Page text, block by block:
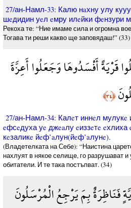
27/ан-Намл-33: Калю нaхну улу
шeдидин уeл eмру илeйки фeнзури
Рекоха те: “Ние имаме сила и огромна
Тогава ти реши какво ще заповядаш!” (33)
قَرْيَةً أَفْسَدُوهَا وَجَعَلُوا أَعِزَّةَ
﴿٣٤﴾
27/ан-Намл-34: Калeт иннeл мулукe
eфсeдуха уe джeaлу eиззeтe eхлиха
кeзаликe йeф’aлун(йeф’aлунe).
(Владетелката на Себе): “Наистина
нахлуят в някое селище, го разрушават
обитатели. И те така постъпват. (34)
فَنَاظِرَةٌ بِمَ يَرْجِعُ الْمُرْسَلُونَ